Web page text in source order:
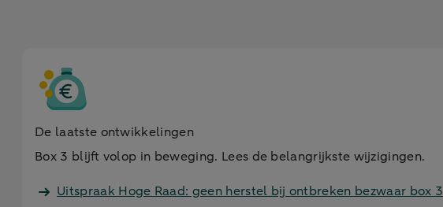
De laatste ontwikkelingen
Box 3 blijft volop in beweging. Lees de belangrijkste wijzigingen.
Uitspraak Hoge Raad: geen herstel bij ontbreken bezwaar box 3